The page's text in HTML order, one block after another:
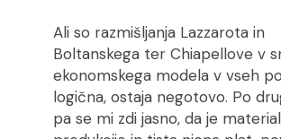
Ali so razmišljanja Lazzarota in
Boltanskega ter Chiapellove v
ekonomskega modela v vseh
logična, ostaja negotovo. Po
pa se mi zdi jasno, da je